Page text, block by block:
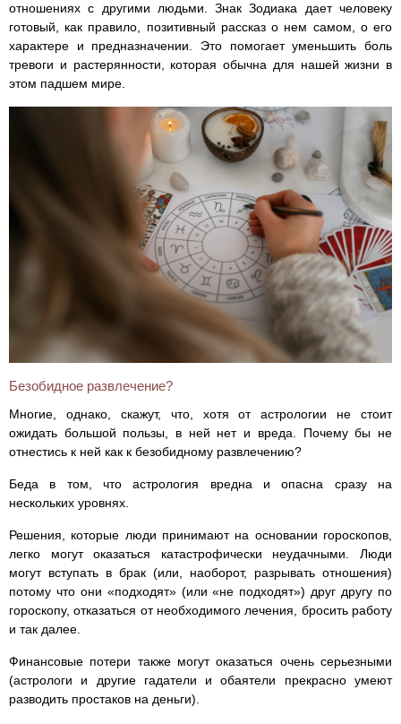
отношениях с другими людьми. Знак Зодиака дает человеку
готовый, как правило, позитивный рассказ о нем самом, о его
характере и предназначении. Это помогает уменьшить боль
тревоги и растерянности, которая обычна для нашей жизни в
этом падшем мире.
Безобидное развлечение?
Многие, однако, скажут, что, хотя от астрологии не стоит
ожидать большой пользы, в ней нет и вреда. Почему бы не
отнестись к ней как к безобидному развлечению?
Беда в том, что астрология вредна и опасна сразу на
нескольких уровнях.
Решения, которые люди принимают на основании гороскопов,
легко могут оказаться катастрофически неудачными. Люди
могут вступать в брак (или, наоборот, разрывать отношения)
потому что они «подходят» (или «не подходят») друг другу по
гороскопу, отказаться от необходимого лечения, бросить работу
и так далее.
Финансовые потери также могут оказаться очень серьезными
(астрологи и другие гадатели и обаятели прекрасно умеют
разводить простаков на деньги).